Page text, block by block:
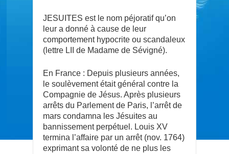
JESUITES est le nom péjoratif qu’on
leur a donné à cause de leur
comportement hypocrite ou scandaleux
(lettre LII de Madame de Sévigné).
En France : Depuis plusieurs années,
le soulèvement était général contre la
Compagnie de Jésus. Après plusieurs
arrêts du Parlement de Paris, l’arrêt de
mars condamna les Jésuites au
bannissement perpétuel. Louis XV
termina l’affaire par un arrêt (nov. 1764)
exprimant sa volonté de ne plus les